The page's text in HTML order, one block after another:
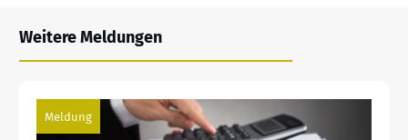
Weitere Meldungen
Meldung